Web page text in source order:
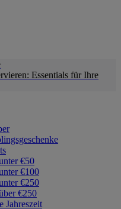
Essentials für Ihre
€50
€100
€250
€250
Jahreszeit